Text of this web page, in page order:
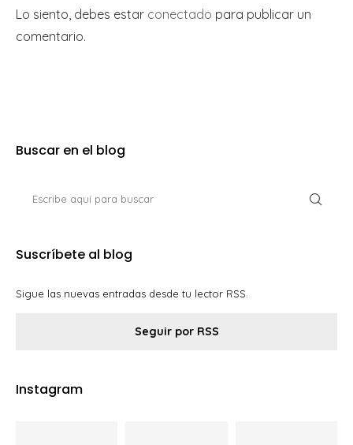
Lo siento, debes estar conectado para publicar un
comentario.
Buscar en el blog
Suscríbete al blog
Sigue las nuevas entradas desde tu lector RSS.
Seguir por RSS
Instagram